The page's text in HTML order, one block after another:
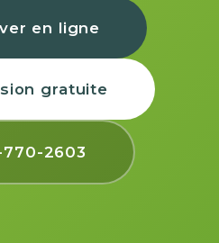
en ligne
gratuite
2603